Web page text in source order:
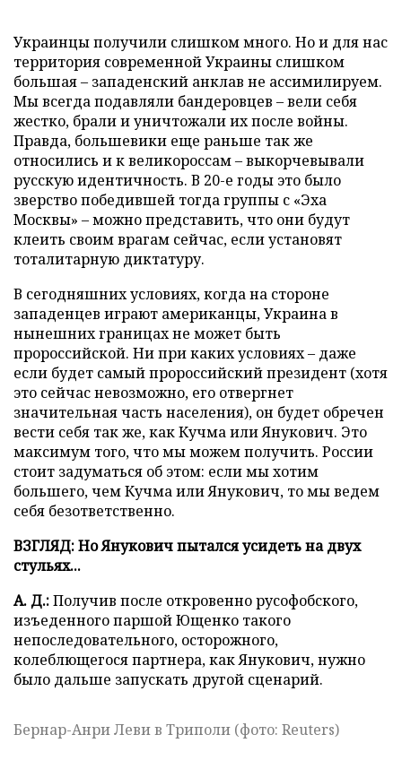
Украинцы получили слишком много. Но и для нас
территория современной Украины слишком
большая – западенский анклав не ассимилируем.
Мы всегда подавляли бандеровцев – вели себя
жестко, брали и уничтожали их после войны.
Правда, большевики еще раньше так же
относились и к великороссам – выкорчевывали
русскую идентичность. В 20-е годы это было
зверство победившей тогда группы с «Эха
Москвы» – можно представить, что они будут
клеить своим врагам сейчас, если установят
тоталитарную диктатуру.
В сегодняшних условиях, когда на стороне
западенцев играют американцы, Украина в
нынешних границах не может быть
пророссийской. Ни при каких условиях – даже
если будет самый пророссийский президент (хотя
это сейчас невозможно, его отвергнет
значительная часть населения), он будет обречен
вести себя так же, как Кучма или Янукович. Это
максимум того, что мы можем получить. России
стоит задуматься об этом: если мы хотим
большего, чем Кучма или Янукович, то мы ведем
себя безответственно.
ВЗГЛЯД: Но Янукович пытался усидеть на двух
стульях...
А. Д.:Получив после откровенно русофобского,
изъеденного паршой Ющенко такого
непоследовательного, осторожного,
колеблющегося партнера, как Янукович, нужно
было дальше запускать другой сценарий.
Бернар-Анри Леви в Триполи (фото: Reuters)